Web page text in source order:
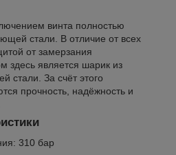
винта полностью
стали. В отличие от всех
от замерзания
здесь является шарик из
стали. За счёт этого
прочность, надёжность и
310 бар